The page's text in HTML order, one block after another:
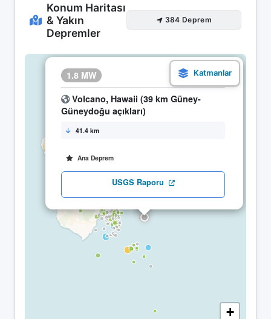
Konum Haritası
& Yakın
Depremler
384 Deprem
1.8 MW 06.05 08:21
Volcano, Hawaii (39 km Güney-
Güneydoğu açıkları)
41.4 km
Ana Deprem
USGS Raporu
×
+